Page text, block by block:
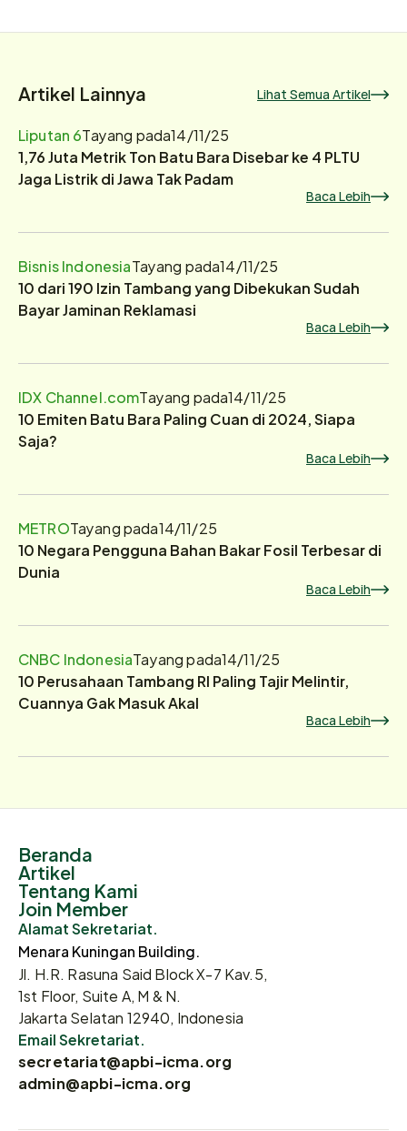
Artikel Lainnya Lihat Semua Artikel
Liputan 6Tayang pada14/11/25
1,76 Juta Metrik Ton Batu Bara Disebar ke 4 PLTU
Jaga Listrik di Jawa Tak Padam
Baca Lebih
Bisnis IndonesiaTayang pada14/11/25
10 dari 190 Izin Tambang yang Dibekukan Sudah
Bayar Jaminan Reklamasi
Baca Lebih
IDX Channel.comTayang pada14/11/25
10 Emiten Batu Bara Paling Cuan di 2024, Siapa
Saja?
Baca Lebih
METROTayang pada14/11/25
10 Negara Pengguna Bahan Bakar Fosil Terbesar di
Dunia
Baca Lebih
CNBC IndonesiaTayang pada14/11/25
10 Perusahaan Tambang RI Paling Tajir Melintir,
Cuannya Gak Masuk Akal
Baca Lebih
Beranda
Artikel
Tentang Kami
Join Member
Alamat Sekretariat.
Menara Kuningan Building.
Jl. H.R. Rasuna Said Block X-7 Kav.5,
1st Floor, Suite A, M & N.
Jakarta Selatan 12940, Indonesia
Email Sekretariat.
secretariat@apbi-icma.org
admin@apbi-icma.org